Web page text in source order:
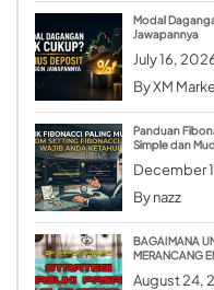
Modal
Jawapannya
July 16,
ByXM
Panduan
Simple dan
December
Bynazz
BAGAIMANA
MERANCANG
August 24,